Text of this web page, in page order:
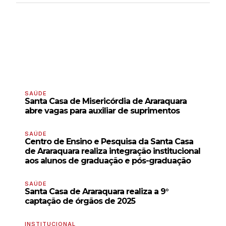
SAÚDE
Santa Casa de Misericórdia de Araraquara
abre vagas para auxiliar de suprimentos
SAÚDE
Centro de Ensino e Pesquisa da Santa Casa
de Araraquara realiza integração institucional
aos alunos de graduação e pós-graduação
SAÚDE
Santa Casa de Araraquara realiza a 9°
captação de órgãos de 2025
INSTITUCIONAL